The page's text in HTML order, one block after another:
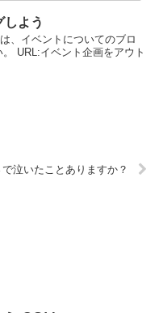
しよう
、イベントについてのブロ
URL:イベント企画をアウト
泣いたことありますか？